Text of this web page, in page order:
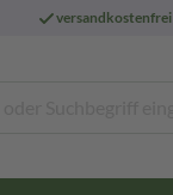
versandkostenfrei